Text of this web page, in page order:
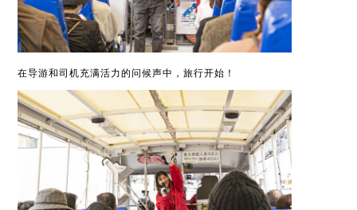
在导游和司机充满活力的问候声中，旅行开始！